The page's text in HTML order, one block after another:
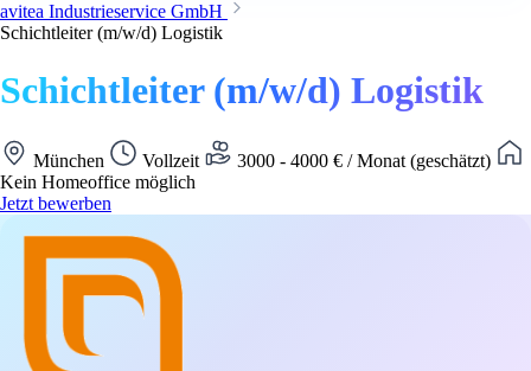
avitea Industrieservice GmbH
Schichtleiter (m/w/d) Logistik
Schichtleiter (m/w/d) Logistik
München Vollzeit
3000 - 4000 € / Monat (geschätzt)
Kein Homeoffice möglich
Jetzt bewerben